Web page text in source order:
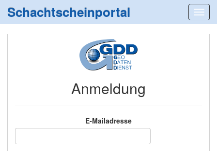
Schachtscheinportal
Anmeldung
E-Mailadresse